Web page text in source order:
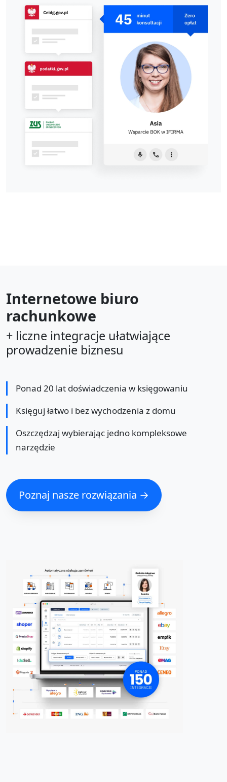
Internetowe biuro
rachunkowe
+ liczne integracje ułatwiające
prowadzenie biznesu
Ponad 20 lat doświadczenia w księgowaniu
Księguj łatwo i bez wychodzenia z domu
Oszczędzaj wybierając jedno kompleksowe
narzędzie
Poznaj nasze rozwiązania →